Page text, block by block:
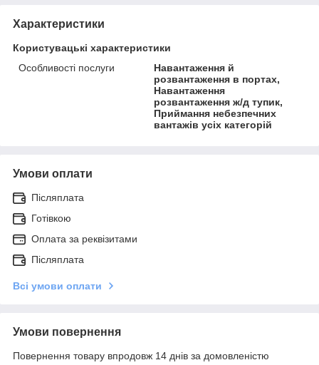
Характеристики
Користувацькі характеристики
Особливості послуги
Навантаження й
розвантаження в портах,
Навантаження
розвантаження ж/д тупик,
Приймання небезпечних
вантажів усіх категорій
Умови оплати
Післяплата
Готівкою
Оплата за реквізитами
Післяплата
Всі умови оплати
Умови повернення
Повернення товару впродовж 14 днів за домовленістю